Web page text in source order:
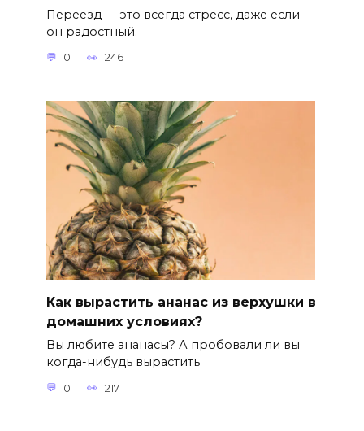
Переезд — это всегда стресс, даже если
он радостный.
0 246
Как вырастить ананас из верхушки в
домашних условиях?
Вы любите ананасы? А пробовали ли вы
когда-нибудь вырастить
0 217